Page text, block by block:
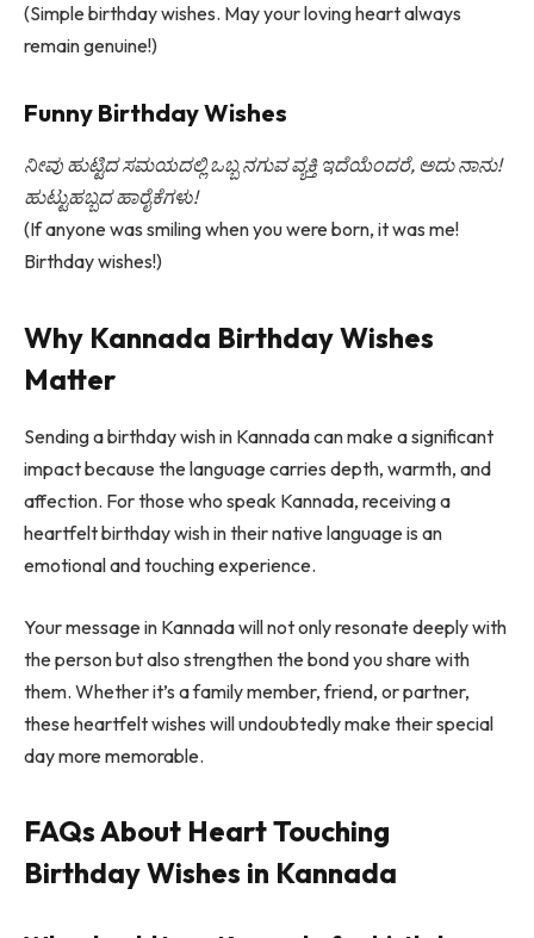
(Simple birthday wishes. May your loving heart always
remain genuine!)
Funny Birthday Wishes
ನೀವು ಹುಟ್ಟಿದ ಸಮಯದಲ್ಲಿ ಒಬ್ಬ ನಗುವ ವ್ಯಕ್ತಿ ಇದೆಯೆಂದರೆ, ಅದು ನಾನು!
ಹುಟ್ಟುಹಬ್ಬದ ಹಾರೈಕೆಗಳು!
(If anyone was smiling when you were born, it was me!
Birthday wishes!)
Why Kannada Birthday Wishes
Matter
Sending a birthday wish in Kannada can make a significant
impact because the language carries depth, warmth, and
affection. For those who speak Kannada, receiving a
heartfelt birthday wish in their native language is an
emotional and touching experience.
Your message in Kannada will not only resonate deeply with
the person but also strengthen the bond you share with
them. Whether it’s a family member, friend, or partner,
these heartfelt wishes will undoubtedly make their special
day more memorable.
FAQs About Heart Touching
Birthday Wishes in Kannada